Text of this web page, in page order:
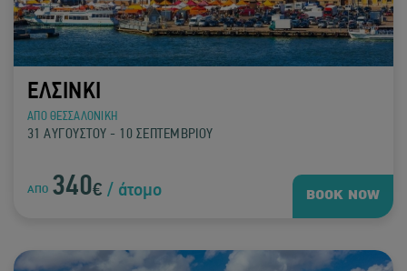
BOOK NOW
ΕΛΣΙΝΚΙ
ΑΠΟ ΘΕΣΣΑΛΟΝΙΚΗ
31 ΑΥΓΟΥΣΤΟΥ - 10 ΣΕΠΤΕΜΒΡΙΟΥ
ΑΠΟ 340€ / άτομο